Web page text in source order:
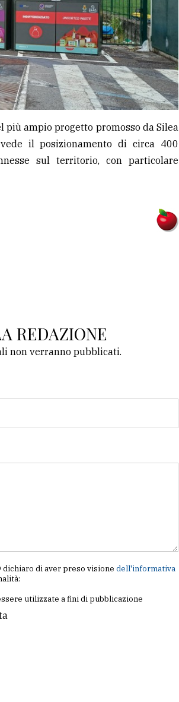
più ampio progetto promosso da Silea
il posizionamento di circa 400
sul territorio, con particolare
REDAZIONE
non verranno pubblicati.
di aver preso visione dell'informativa
utilizzate a fini di pubblicazione